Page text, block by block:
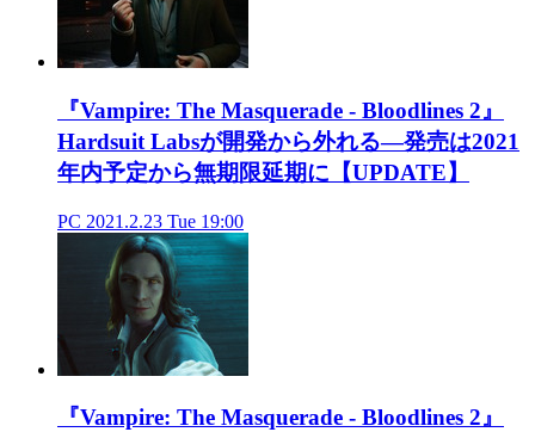
『Vampire: The Masquerade - Bloodlines 2』
Hardsuit Labsが開発から外れる―発売は2021
年内予定から無期限延期に【UPDATE】
PC 2021.2.23 Tue 19:00
『Vampire: The Masquerade - Bloodlines 2』